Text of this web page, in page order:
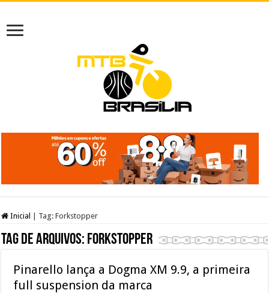
Inicial Tag:Forkstopper
Tag de arquivos: Forkstopper
Pinarello lança a Dogma XM 9.9, a primeira
full suspension da marca